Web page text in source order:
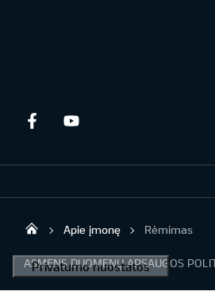
Facebook
UAB „Kia Auto“
Apie įmonę Rėmimas
ASMENS DUOMENŲ APSAUGOS